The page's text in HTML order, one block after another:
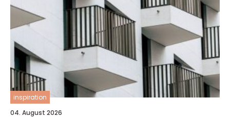
inspiration
04. August 2026